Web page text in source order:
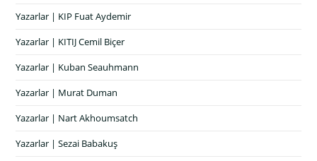
Yazarlar | KIP Fuat Aydemir
Yazarlar | KITIJ Cemil Biçer
Yazarlar | Kuban Seauhmann
Yazarlar | Murat Duman
Yazarlar | Nart Akhoumsatch
Yazarlar | Sezai Babakuş